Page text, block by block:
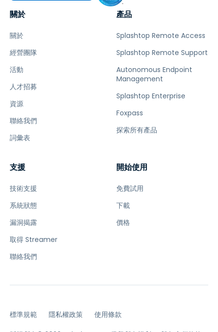
關於
關於
經營團隊
活動
人才招募
資源
聯絡我們
詞彙表
產品
Splashtop Remote Access
Splashtop Remote Support
Autonomous Endpoint
Management
Splashtop Enterprise
Foxpass
探索所有產品
支援
技術支援
系統狀態
漏洞揭露
取得 Streamer
聯絡我們
開始使用
免費試用
下載
價格
標準規範 隱私權政策 使用條款